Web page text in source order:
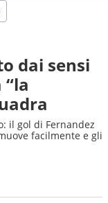
dai sensi
il gol di Fernandez
facilmente e gli